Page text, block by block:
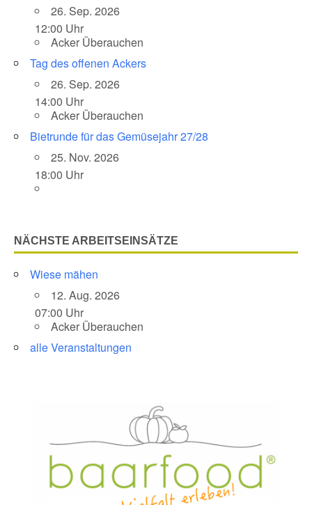
26. Sep. 2026
12:00 Uhr
Acker Überauchen
Tag des offenen Ackers
26. Sep. 2026
14:00 Uhr
Acker Überauchen
Bietrunde für das Gemüsejahr 27/28
25. Nov. 2026
18:00 Uhr
NÄCHSTE ARBEITSEINSÄTZE
Wiese mähen
12. Aug. 2026
07:00 Uhr
Acker Überauchen
alle Veranstaltungen